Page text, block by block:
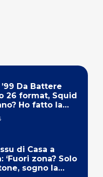
Da Battere
26 format, Squid
Ho fatto la
di Casa a
‘Fuori zona? Solo
sogno la